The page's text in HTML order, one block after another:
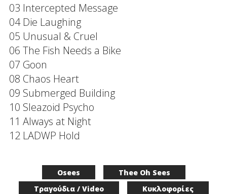
03 Intercepted Message
04 Die Laughing
05 Unusual & Cruel
06 The Fish Needs a Bike
07 Goon
08 Chaos Heart
09 Submerged Building
10 Sleazoid Psycho
11 Always at Night
12 LADWP Hold
Osees
Thee Oh Sees
Τραγούδια / Video
Κυκλοφορίες